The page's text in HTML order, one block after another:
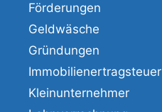
Förderungen
Geldwäsche
Gründungen
Immobilienertragsteuer
Kleinunternehmer